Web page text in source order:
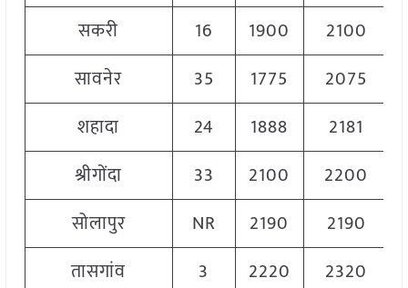
सकरी
16 1900 2100
सावनेर
35 1775 2075
शहादा
24 1888 2181
श्रीगोंदा
33 2100 2200
सोलापुर
NR 2190 2190
तासगांव
3 2220 2320